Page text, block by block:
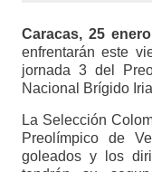
Caracas, 25
enfrentarán este
jornada 3 del
Nacional Brígido
La Selección
Preolímpico de
goleados y los